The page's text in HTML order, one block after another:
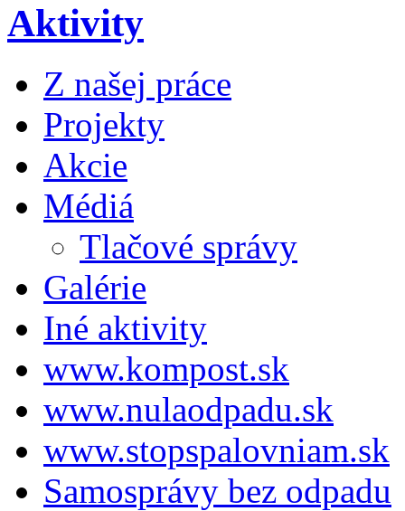
Aktivity
Z našej práce
Projekty
Akcie
Médiá
Tlačové správy
Galérie
Iné aktivity
www.kompost.sk
www.nulaodpadu.sk
www.stopspalovniam.sk
Samosprávy bez odpadu